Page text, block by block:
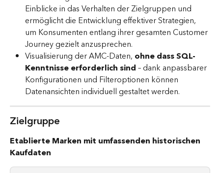
Einblicke in das Verhalten der Zielgruppen und
ermöglicht die Entwicklung effektiver Strategien,
um Konsumenten entlang ihrer gesamten Customer
Journey gezielt anzusprechen.
Visualisierung der AMC-Daten, ohne dass SQL-
Kenntnisse erforderlich sind – dank anpassbarer
Konfigurationen und Filteroptionen können
Datenansichten individuell gestaltet werden.
Zielgruppe
Etablierte Marken mit umfassenden historischen
Kaufdaten